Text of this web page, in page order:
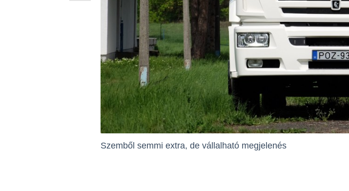
Szemből semmi extra, de vállalható megjelenés